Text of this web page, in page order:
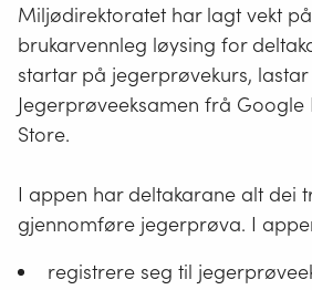
Miljødirektoratet har lagt vekt
brukarvennleg løysing for
startar på jegerprøvekurs,
Jegerprøveeksamen frå Google
Store.
I appen har deltakarane alt dei
gjennomføre jegerprøva. I
registrere seg til